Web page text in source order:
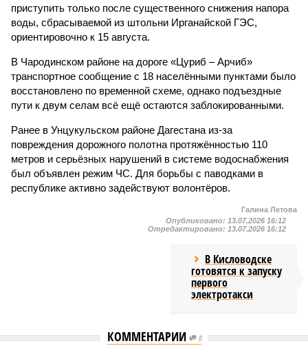
приступить только после существенного снижения напора
воды, сбрасываемой из штольни Ирганайской ГЭС,
ориентировочно к 15 августа.
В Чародинском районе на дороге «Цуриб – Арчиб»
транспортное сообщение с 18 населёнными пунктами было
восстановлено по временной схеме, однако подъездные
пути к двум селам всё ещё остаются заблокированными.
Ранее в Унцукульском районе Дагестана из-за
повреждения дорожного полотна протяжённостью 110
метров и серьёзных нарушений в системе водоснабжения
был объявлен режим ЧС. Для борьбы с паводками в
республике активно задействуют волонтёров.
Галина Летова
Опубликовано: 13.07.2026 16:12
Отредактировано: 13.07.2026 16:12
В Кисловодске
готовятся к запуску
первого
электротакси
КОММЕНТАРИИ 0